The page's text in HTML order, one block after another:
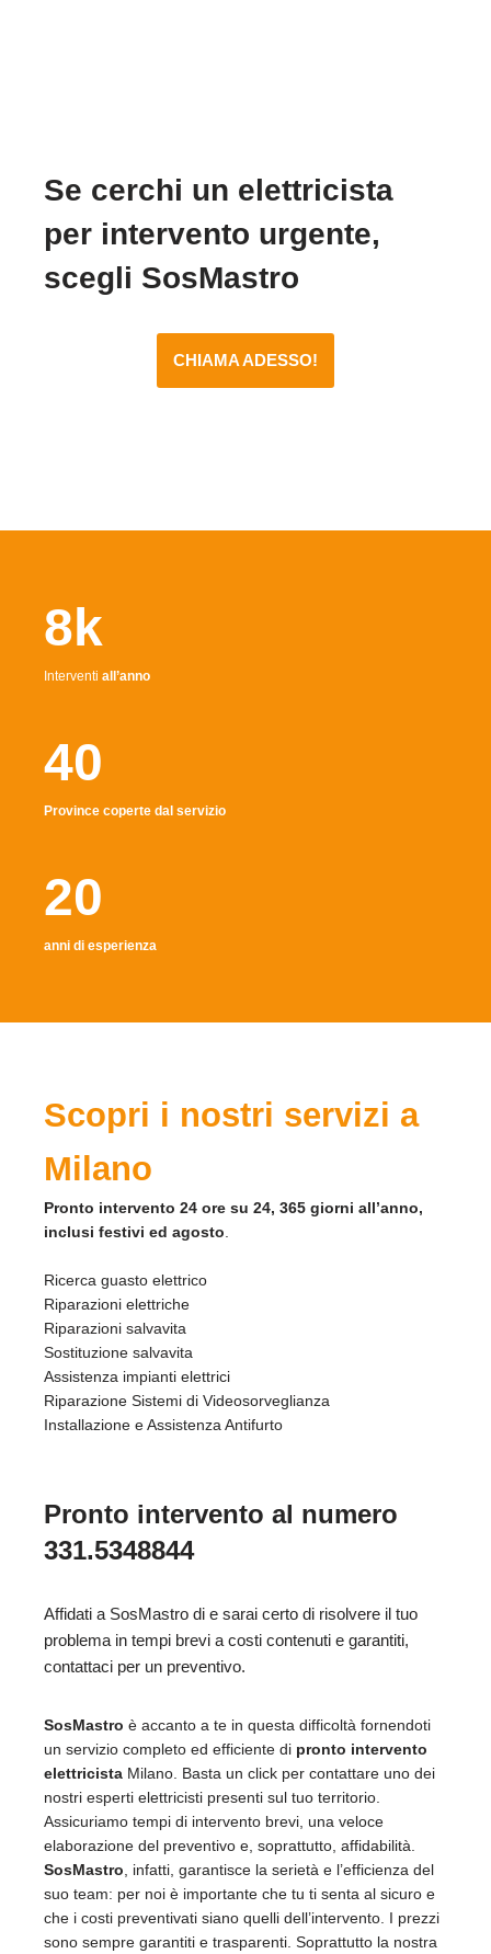
Se cerchi un elettricista
per intervento urgente,
scegli SosMastro
CHIAMA ADESSO!
8k
Interventi all’anno
40
Province coperte dal servizio
20
anni di esperienza
Scopri i nostri servizi a
Milano
Pronto intervento 24 ore su 24, 365 giorni all’anno,
inclusi festivi ed agosto
Ricerca guasto elettrico
Riparazioni elettriche
Riparazioni salvavita
Sostituzione salvavita
Assistenza impianti elettrici
Riparazione Sistemi di Videosorveglianza
Installazione e Assistenza Antifurto
Pronto intervento al numero
331.5348844
Affidati a SosMastro di e sarai certo di risolvere il tuo
problema in tempi brevi a costi contenuti e garantiti,
contattaci per un preventivo.
SosMastro è accanto a te in questa difficoltà fornendoti
un servizio completo ed efficiente di pronto intervento
elettricista Milano. Basta un click per contattare uno dei
nostri esperti elettricisti presenti sul tuo territorio.
Assicuriamo tempi di intervento brevi, una veloce
elaborazione del preventivo e, soprattutto, affidabilità.
SosMastro , infatti, garantisce la serietà e l’efficienza del
suo team: per noi è importante che tu ti senta al sicuro e
che i costi preventivati siano quelli dell’intervento. I prezzi
sono sempre garantiti e trasparenti. Soprattutto la nostra